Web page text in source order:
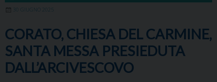
30 GIUGNO 2025
CORATO, CHIESA DEL CARMINE,
SANTA MESSA PRESIEDUTA
DALL’ARCIVESCOVO